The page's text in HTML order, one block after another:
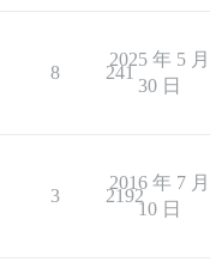
8 241
2025 年 5 月
30 日
3 2192
2016 年 7 月
10 日